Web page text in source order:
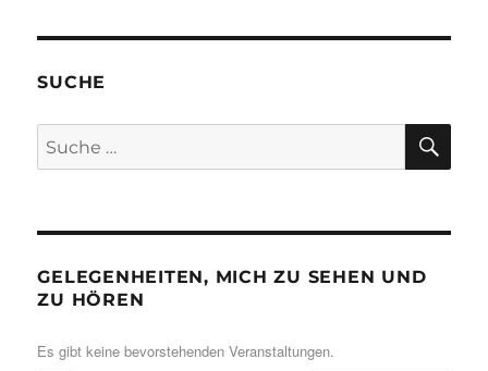
SUCHE
Suche
nach:
GELEGENHEITEN, MICH ZU SEHEN UND
ZU HÖREN
Es gibt keine bevorstehenden Veranstaltungen.